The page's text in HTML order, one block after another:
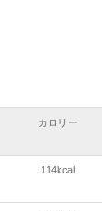
カロリー
114kcal